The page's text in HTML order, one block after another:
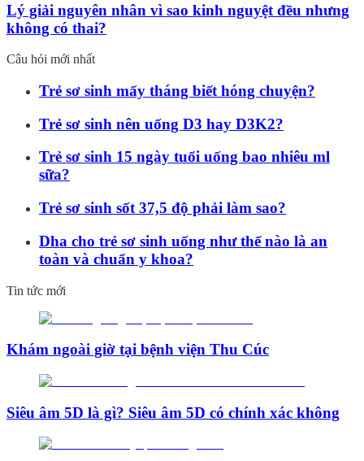
Lý giải nguyên nhân vì sao kinh nguyệt đều nhưng
không có thai?
Câu hỏi mới nhất
Trẻ sơ sinh mấy tháng biết hóng chuyện?
Trẻ sơ sinh nên uống D3 hay D3K2?
Trẻ sơ sinh 15 ngày tuổi uống bao nhiêu ml
sữa?
Trẻ sơ sinh sốt 37,5 độ phải làm sao?
Dha cho trẻ sơ sinh uống như thế nào là an
toàn và chuẩn y khoa?
Tin tức mới
Khám ngoài giờ tại bệnh viện Thu Cúc
Siêu âm 5D là gì? Siêu âm 5D có chính xác không